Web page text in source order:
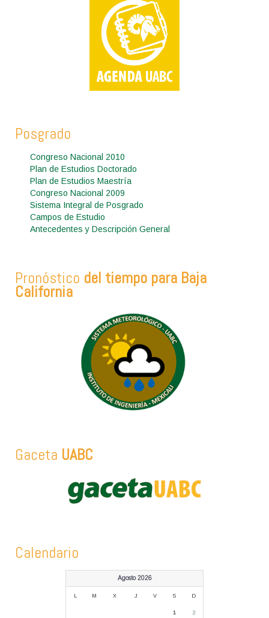
Posgrado
Congreso Nacional 2010
Plan de Estudios Doctorado
Plan de Estudios Maestría
Congreso Nacional 2009
Sistema Integral de Posgrado
Campos de Estudio
Antecedentes y Descripción General
Pronóstico del tiempo para Baja
California
Gaceta UABC
Calendario
Agosto 2026
L M X J V S D
1 2